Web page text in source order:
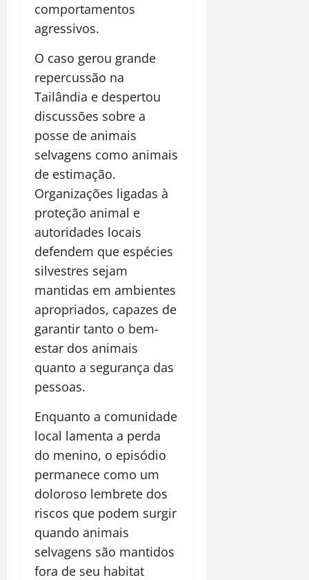
comportamentos
agressivos.
O caso gerou grande
repercussão na
Tailândia e despertou
discussões sobre a
posse de animais
selvagens como animais
de estimação.
Organizações ligadas à
proteção animal e
autoridades locais
defendem que espécies
silvestres sejam
mantidas em ambientes
apropriados, capazes de
garantir tanto o bem-
estar dos animais
quanto a segurança das
pessoas.
Enquanto a comunidade
local lamenta a perda
do menino, o episódio
permanece como um
doloroso lembrete dos
riscos que podem surgir
quando animais
selvagens são mantidos
fora de seu habitat